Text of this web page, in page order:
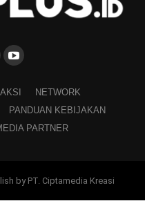
NETWORK
PANDUAN KEBIJAKAN
PARTNER
by PT. Ciptamedia Kreasi